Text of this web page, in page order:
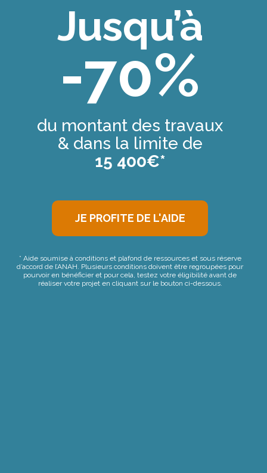
Jusqu’à
-70%
du montant des travaux
& dans la limite de
15 400€*
JE PROFITE DE L'AIDE
* Aide soumise à conditions et plafond de ressources et sous réserve
d’accord de l’ANAH. Plusieurs conditions doivent être regroupées pour
pourvoir en bénéficier et pour cela, testez votre éligibilité avant de
réaliser votre projet en cliquant sur le bouton ci-dessous.